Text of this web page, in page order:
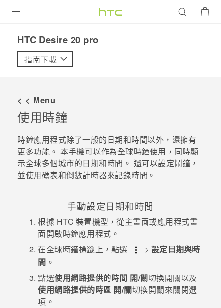
VIVE
配件
優惠專區
焦點訊息
銷售門市
VIVELAND
‎HTC Desire 20 pro‎
指南下載
< < Menu
使用時鐘
時鐘應用程式除了一般的日期和時間以外，還擁有
更多功能。 本手機可以作為全球時鐘使用，同時顯
示全球多個城市的日期和時間。 還可以設定鬧鐘，
並使用碼表和倒數計時器來記錄時間。
手動設定日期和時間
根據 HTC 裝置機型，從主畫面或應用程式畫
面開啟時鐘應用程式。
在全球時鐘標籤上，點選 > 設定日期與時
間 。
點選使用網路提供的時間 開/關切換開關以及
使用網路提供的時區 開/關切換開關來關閉選
項。